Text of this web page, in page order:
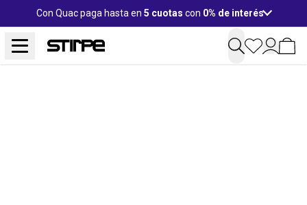
Con Quac paga hasta en 5 cuotas con 0% de interés